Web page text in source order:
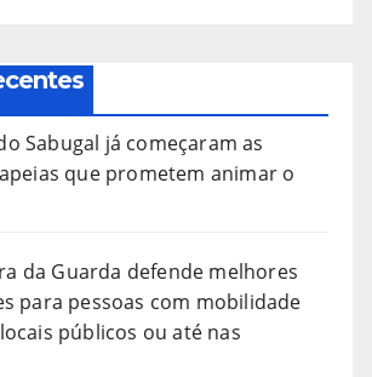
Sabugal já começaram as
que prometem animar o
da Guarda defende melhores
para pessoas com mobilidade
públicos ou até nas